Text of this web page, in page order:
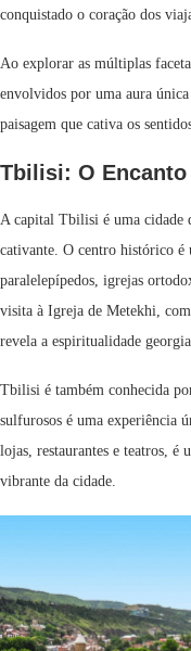
conquistado o coração dos
Ao explorar as múltiplas
envolvidos por uma aura
paisagem que cativa os
Tbilisi: O Encanto
A capital Tbilisi é uma cidade
cativante. O centro histórico é
paralelepípedos, igrejas
visita à Igreja de Metekhi,
revela a espiritualidade
Tbilisi é também conhecida
sulfurosos é uma experiência
lojas, restaurantes e teatros, é
vibrante da cidade.